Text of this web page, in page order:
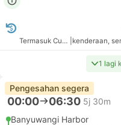
Termasuk Cukai
1 lagi
Pengesahan segera
00:00 06:30 5j 30m
Banyuwangi Harbor